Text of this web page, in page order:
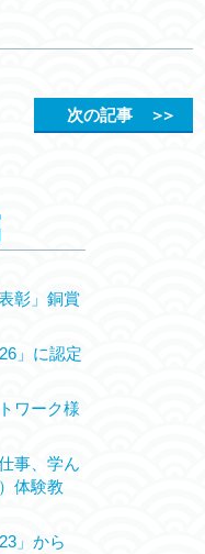
次の記事 ＞＞
彰」銅賞
」に認定
ワーク様
事、学ん
体験教
」から